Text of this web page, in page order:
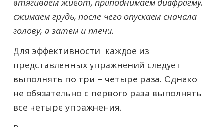
сжимаем грудь, после чего опускаем сначала
голову, а затем и плечи.
Для эффективности каждое из
представленных упражнений следует
выполнять по три – четыре раза. Однако
не обязательно с первого раза выполнять
все четыре упражнения.